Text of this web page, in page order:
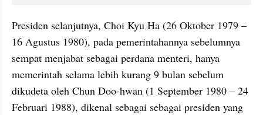
Presiden selanjutnya, Choi Kyu Ha (26 Oktober 1979 –
16 Agustus 1980), pada pemerintahannya sebelumnya
sempat menjabat sebagai perdana menteri, hanya
memerintah selama lebih kurang 9 bulan sebelum
dikudeta oleh Chun Doo-hwan (1 September 1980 – 24
Februari 1988), dikenal sebagai sebagai presiden yang